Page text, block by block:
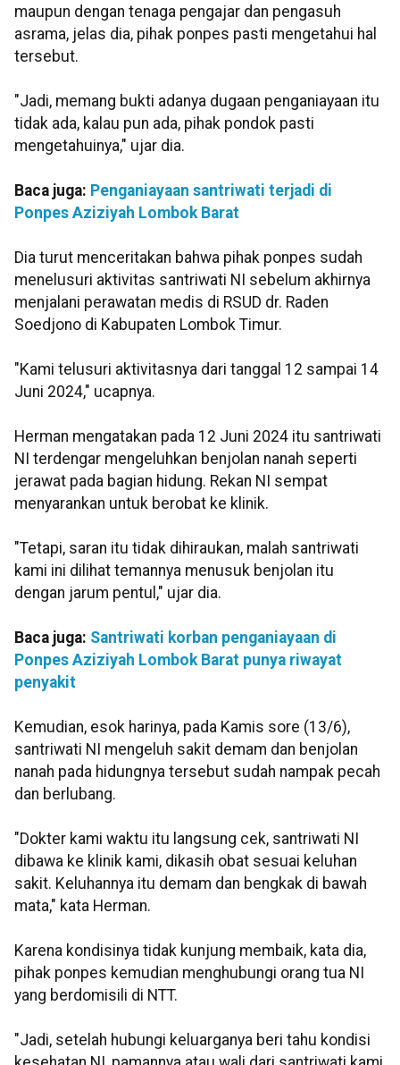
maupun dengan tenaga pengajar dan pengasuh
asrama, jelas dia, pihak ponpes pasti mengetahui hal
tersebut.
"Jadi, memang bukti adanya dugaan penganiayaan itu
tidak ada, kalau pun ada, pihak pondok pasti
mengetahuinya," ujar dia.
Baca juga: Penganiayaan santriwati terjadi di
Ponpes Aziziyah Lombok Barat
Dia turut menceritakan bahwa pihak ponpes sudah
menelusuri aktivitas santriwati NI sebelum akhirnya
menjalani perawatan medis di RSUD dr. Raden
Soedjono di Kabupaten Lombok Timur.
"Kami telusuri aktivitasnya dari tanggal 12 sampai 14
Juni 2024," ucapnya.
Herman mengatakan pada 12 Juni 2024 itu santriwati
NI terdengar mengeluhkan benjolan nanah seperti
jerawat pada bagian hidung. Rekan NI sempat
menyarankan untuk berobat ke klinik.
"Tetapi, saran itu tidak dihiraukan, malah santriwati
kami ini dilihat temannya menusuk benjolan itu
dengan jarum pentul," ujar dia.
Baca juga: Santriwati korban penganiayaan di
Ponpes Aziziyah Lombok Barat punya riwayat
penyakit
Kemudian, esok harinya, pada Kamis sore (13/6),
santriwati NI mengeluh sakit demam dan benjolan
nanah pada hidungnya tersebut sudah nampak pecah
dan berlubang.
"Dokter kami waktu itu langsung cek, santriwati NI
dibawa ke klinik kami, dikasih obat sesuai keluhan
sakit. Keluhannya itu demam dan bengkak di bawah
mata," kata Herman.
Karena kondisinya tidak kunjung membaik, kata dia,
pihak ponpes kemudian menghubungi orang tua NI
yang berdomisili di NTT.
"Jadi, setelah hubungi keluarganya beri tahu kondisi